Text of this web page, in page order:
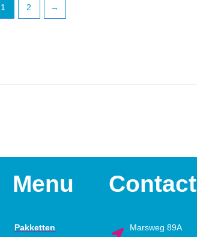
1 2 →
Menu
Pakketten
Contact
Marsweg 89A